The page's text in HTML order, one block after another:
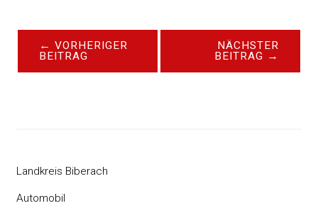
← VORHERIGER
BEITRAG
NÄCHSTER
BEITRAG →
Landkreis Biberach
Automobil